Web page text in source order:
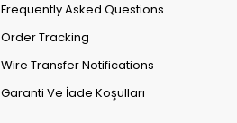
Frequently Asked Questions
Order Tracking
Wire Transfer Notifications
Garanti Ve İade Koşulları